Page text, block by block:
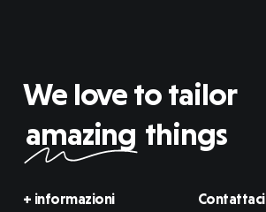
We love to tailor
amazing things
+ informazioni Contattaci